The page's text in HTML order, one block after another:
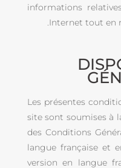
informations
Internet tout en
Les présentes
site sont soumises à
des Conditions
langue française et
version en langue